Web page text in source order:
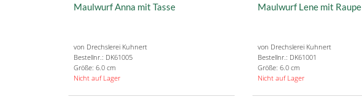
Maulwurf Anna mit Tasse
von Drechslerei Kuhnert
Bestellnr.: DK61005
Größe: 6.0 cm
Nicht auf Lager
Maulwurf Lene mit Raupe
von Drechslerei Kuhnert
Bestellnr.: DK61001
Größe: 6.0 cm
Nicht auf Lager